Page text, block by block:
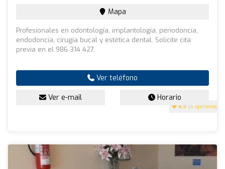
4.9 (8 opiniones)
Mapa
Profesionales en odontología, implantología, periodoncia,
endodoncia, cirugía bucal y estética dental. Solicite cita
previa en el 986 314 427.
Ver teléfono
Ver e-mail Horario